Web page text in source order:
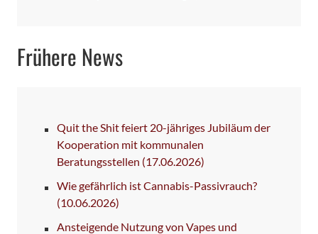
Frühere News
Quit the Shit feiert 20-jähriges Jubiläum der
Kooperation mit kommunalen
Beratungsstellen (17.06.2026)
Wie gefährlich ist Cannabis-Passivrauch?
(10.06.2026)
Ansteigende Nutzung von Vapes und